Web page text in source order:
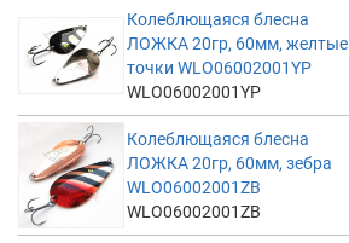
Колеблющаяся блесна
ЛОЖКА 20гр, 60мм, желтые
точки WLO06002001YP
WLO06002001YP
Колеблющаяся блесна
ЛОЖКА 20гр, 60мм, зебра
WLO06002001ZB
WLO06002001ZB